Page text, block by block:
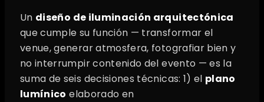
Un diseño de iluminación arquitectónica
que cumple su función — transformar el
venue, generar atmosfera, fotografiar bien y
no interrumpir contenido del evento — es la
suma de seis decisiones técnicas: 1) el plano
lumínico elaborado en